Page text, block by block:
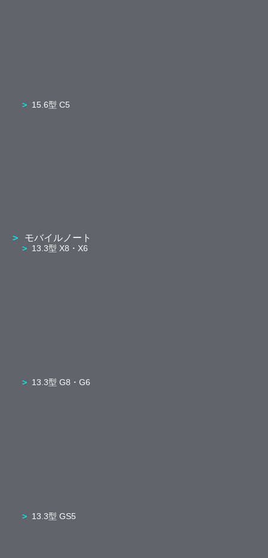
15.6型 C5
モバイルノート
13.3型 X8・X6
13.3型 G8・G6
13.3型 GS5